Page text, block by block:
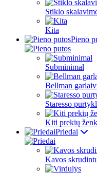
Stiklo
Kita
Pieno
Subminimal
Bellman
Staresso
Kiti prekių
Priedai
Kavos